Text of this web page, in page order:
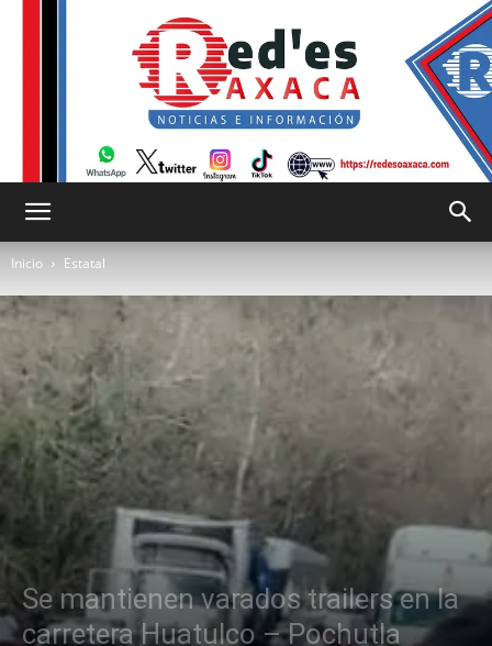
Oaxaca
Inicio Estatal
Se mantienen varados trailers en la
carretera Huatulco – Pochutla